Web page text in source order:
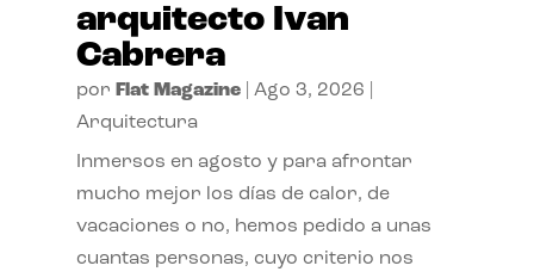
arquitecto Ivan
Cabrera
por Flat Magazine| Ago 3, 2026
Arquitectura
Inmersos en agosto y para afrontar
mucho mejor los días de calor, de
vacaciones o no, hemos pedido a unas
cuantas personas, cuyo criterio nos